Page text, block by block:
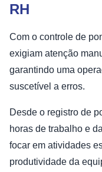
RH
Com o controle de
exigiam atenção
garantindo uma
suscetível a erros.
Desde o registro de
horas de trabalho e
focar em atividades
produtividade da